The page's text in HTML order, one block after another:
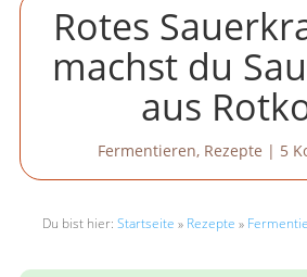
Rotes
machst du
aus
Fermentieren, Rezepte | 5
Du bist hier: Startseite » Rezepte »